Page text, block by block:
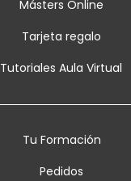
Másters Online
Tarjeta regalo
Tutoriales Aula Virtual
Tu Formación
Pedidos